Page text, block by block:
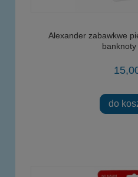
Alexander zabawkwe
banknoty
do